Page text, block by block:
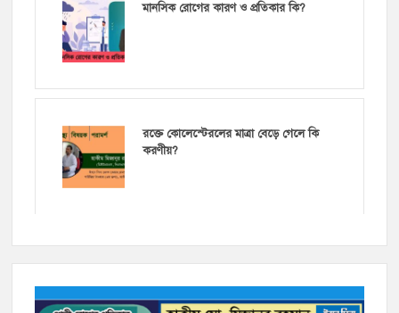
মানসিক রোগের কারণ ও প্রতিকার কি?
রক্তে কোলেস্টেরলের মাত্রা বেড়ে গেলে কি
করণীয়?